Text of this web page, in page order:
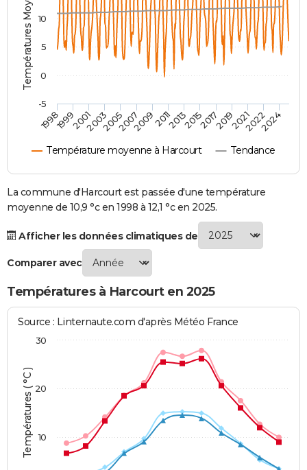
Destinations
City break
Voyage nature
Voyage de noces
Forum
Climat
PHOTO
GUIDES D'ACHAT
BONS PLANS
CARTE DE VOEUX
Carte de Noël
Carte Bonne année
Carte Saint-Valentin
Carte Pâques
Carte d'anniversaire
DICTIONNAIRE
Dictionnaire
Biographies
Citations
Expressions
Proverbes
PROGRAMME TV
S'inscrire
Se connecter
Lycées
Collèges
Primaires
Universités
Entreprises
Service militaire
Avis de recherche
AVIS DE DÉCÈS
FORUM
Bricolage
Lifestyle
Culture
Sport
Auto
Television
Voyage
Cinema
Température moyenne à Harcourt Tendance
199819992001200320052007200920112013201520172019202120222024
-5
0
5
10
La commune d'Harcourt est passée d'une température
moyenne de 10,9 °c en 1998 à 12,1 °c en 2025.
Afficher les données climatiques de
Comparer avec
Températures à Harcourt en 2025
Températures ( °C )
Source : Linternaute.com d'après Météo France
10
20
30